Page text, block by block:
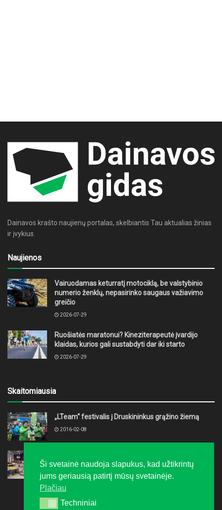
Dainavos krašto naujienų portalas, skelbiantis Tau aktualias žinias
ir įvykius.
Naujienos
Vairuodamas keturratį motociklą, be valstybinio
numerio ženklų, nepasirinko saugaus važiavimo
greičio
2026-07-29
Ruošiatės maratonui? Kineziterapeutė įvardijo
klaidas, kurios gali sustabdyti dar iki starto
2026-07-29
Skaitomiausia
„LTeam“ festivalis į Druskininkus grąžino žiemą
2016-02-08
2015-11-18
Ši svetainė naudoja slapukus, kad užtikrintų
jums geriausią patirtį mūsų svetainėje.
Plačiau
Techniniai
Techniniai